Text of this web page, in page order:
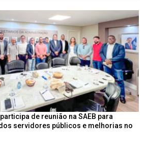
de reunião na SAEB para
servidores públicos e melhorias no